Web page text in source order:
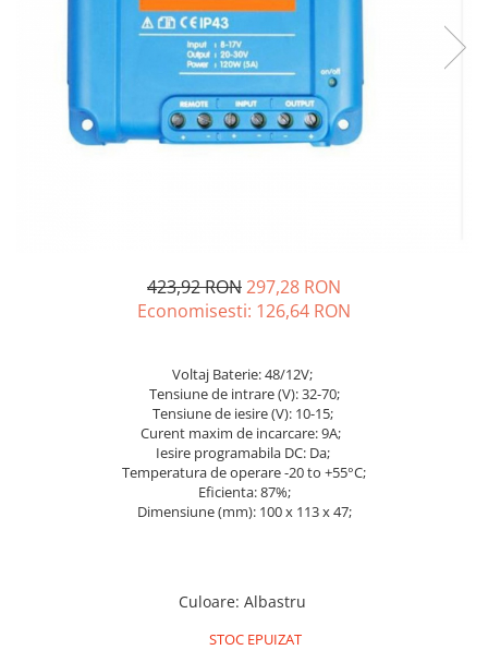
Sisteme de management (BMS)
Redresoare, incarcatoare si testere
Redresoare auto, moto, barci si
stationare
423,92 RON297,28 RON
Economisesti: 126,64 RON
Voltaj Baterie: 48/12V;
Tensiune de intrare (V): 32-70;
Tensiune de iesire (V): 10-15;
Curent maxim de incarcare: 9A;
Iesire programabila DC: Da;
Temperatura de operare -20 to +55°C;
Eficienta: 87%;
Dimensiune (mm): 100 x 113 x 47;
Culoare: Albastru
STOC EPUIZAT